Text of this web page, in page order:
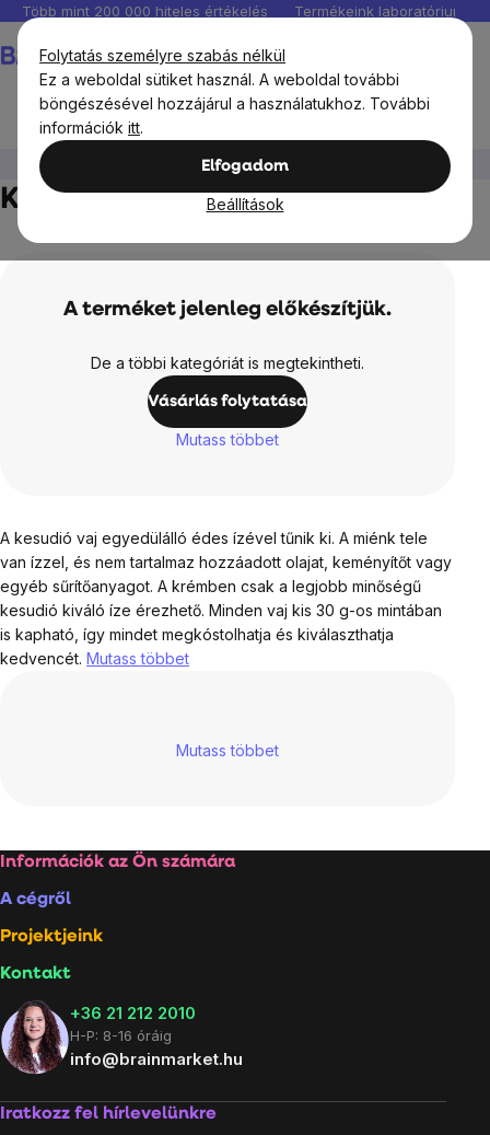
Folytatás személyre szabás nélkül
Ez a weboldal sütiket használ. A weboldal további
böngészésével hozzájárul a használatukhoz. További
információk itt.
Elfogadom
Beállítások
Ugrás
fő
tartalomhoz
Több mint 200 000 hiteles értékelés Termékeink
Diós vajak Kesudiókrém
Kesudiókrém
A terméket jelenleg előkészítjük.
De a többi kategóriát is megtekintheti.
Vásárlás folytatása
Mutass többet
A kesudió vaj egyedülálló édes ízével tűnik ki. A miénk tele
van ízzel, és nem tartalmaz hozzáadott olajat, keményítőt vagy
egyéb sűrítőanyagot. A krémben csak a legjobb minőségű
kesudió kiváló íze érezhető. Minden vaj kis 30 g-os mintában
is kapható, így mindet megkóstolhatja és kiválaszthatja
kedvencét. Mutass többet
Mutass többet
Lábléc
Információk az Ön számára
A cégről
Projektjeink
Kontakt
+36 21 212 2010
H-P: 8-16 óráig
info@brainmarket.hu
Iratkozz fel hírlevelünkre